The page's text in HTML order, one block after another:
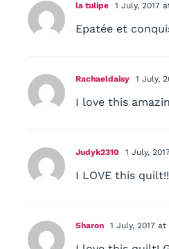
la tulipe 1 July, 2017
Epatée et
Rachaeldaisy 1 July,
I love this
Judyk2310 1 July,
I LOVE this
Sharon 1 July, 2017